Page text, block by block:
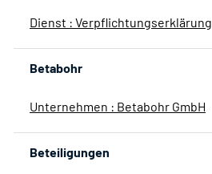
Dienst : Verpflichtungserklärung
Betabohr
Unternehmen : Betabohr GmbH
Beteiligungen